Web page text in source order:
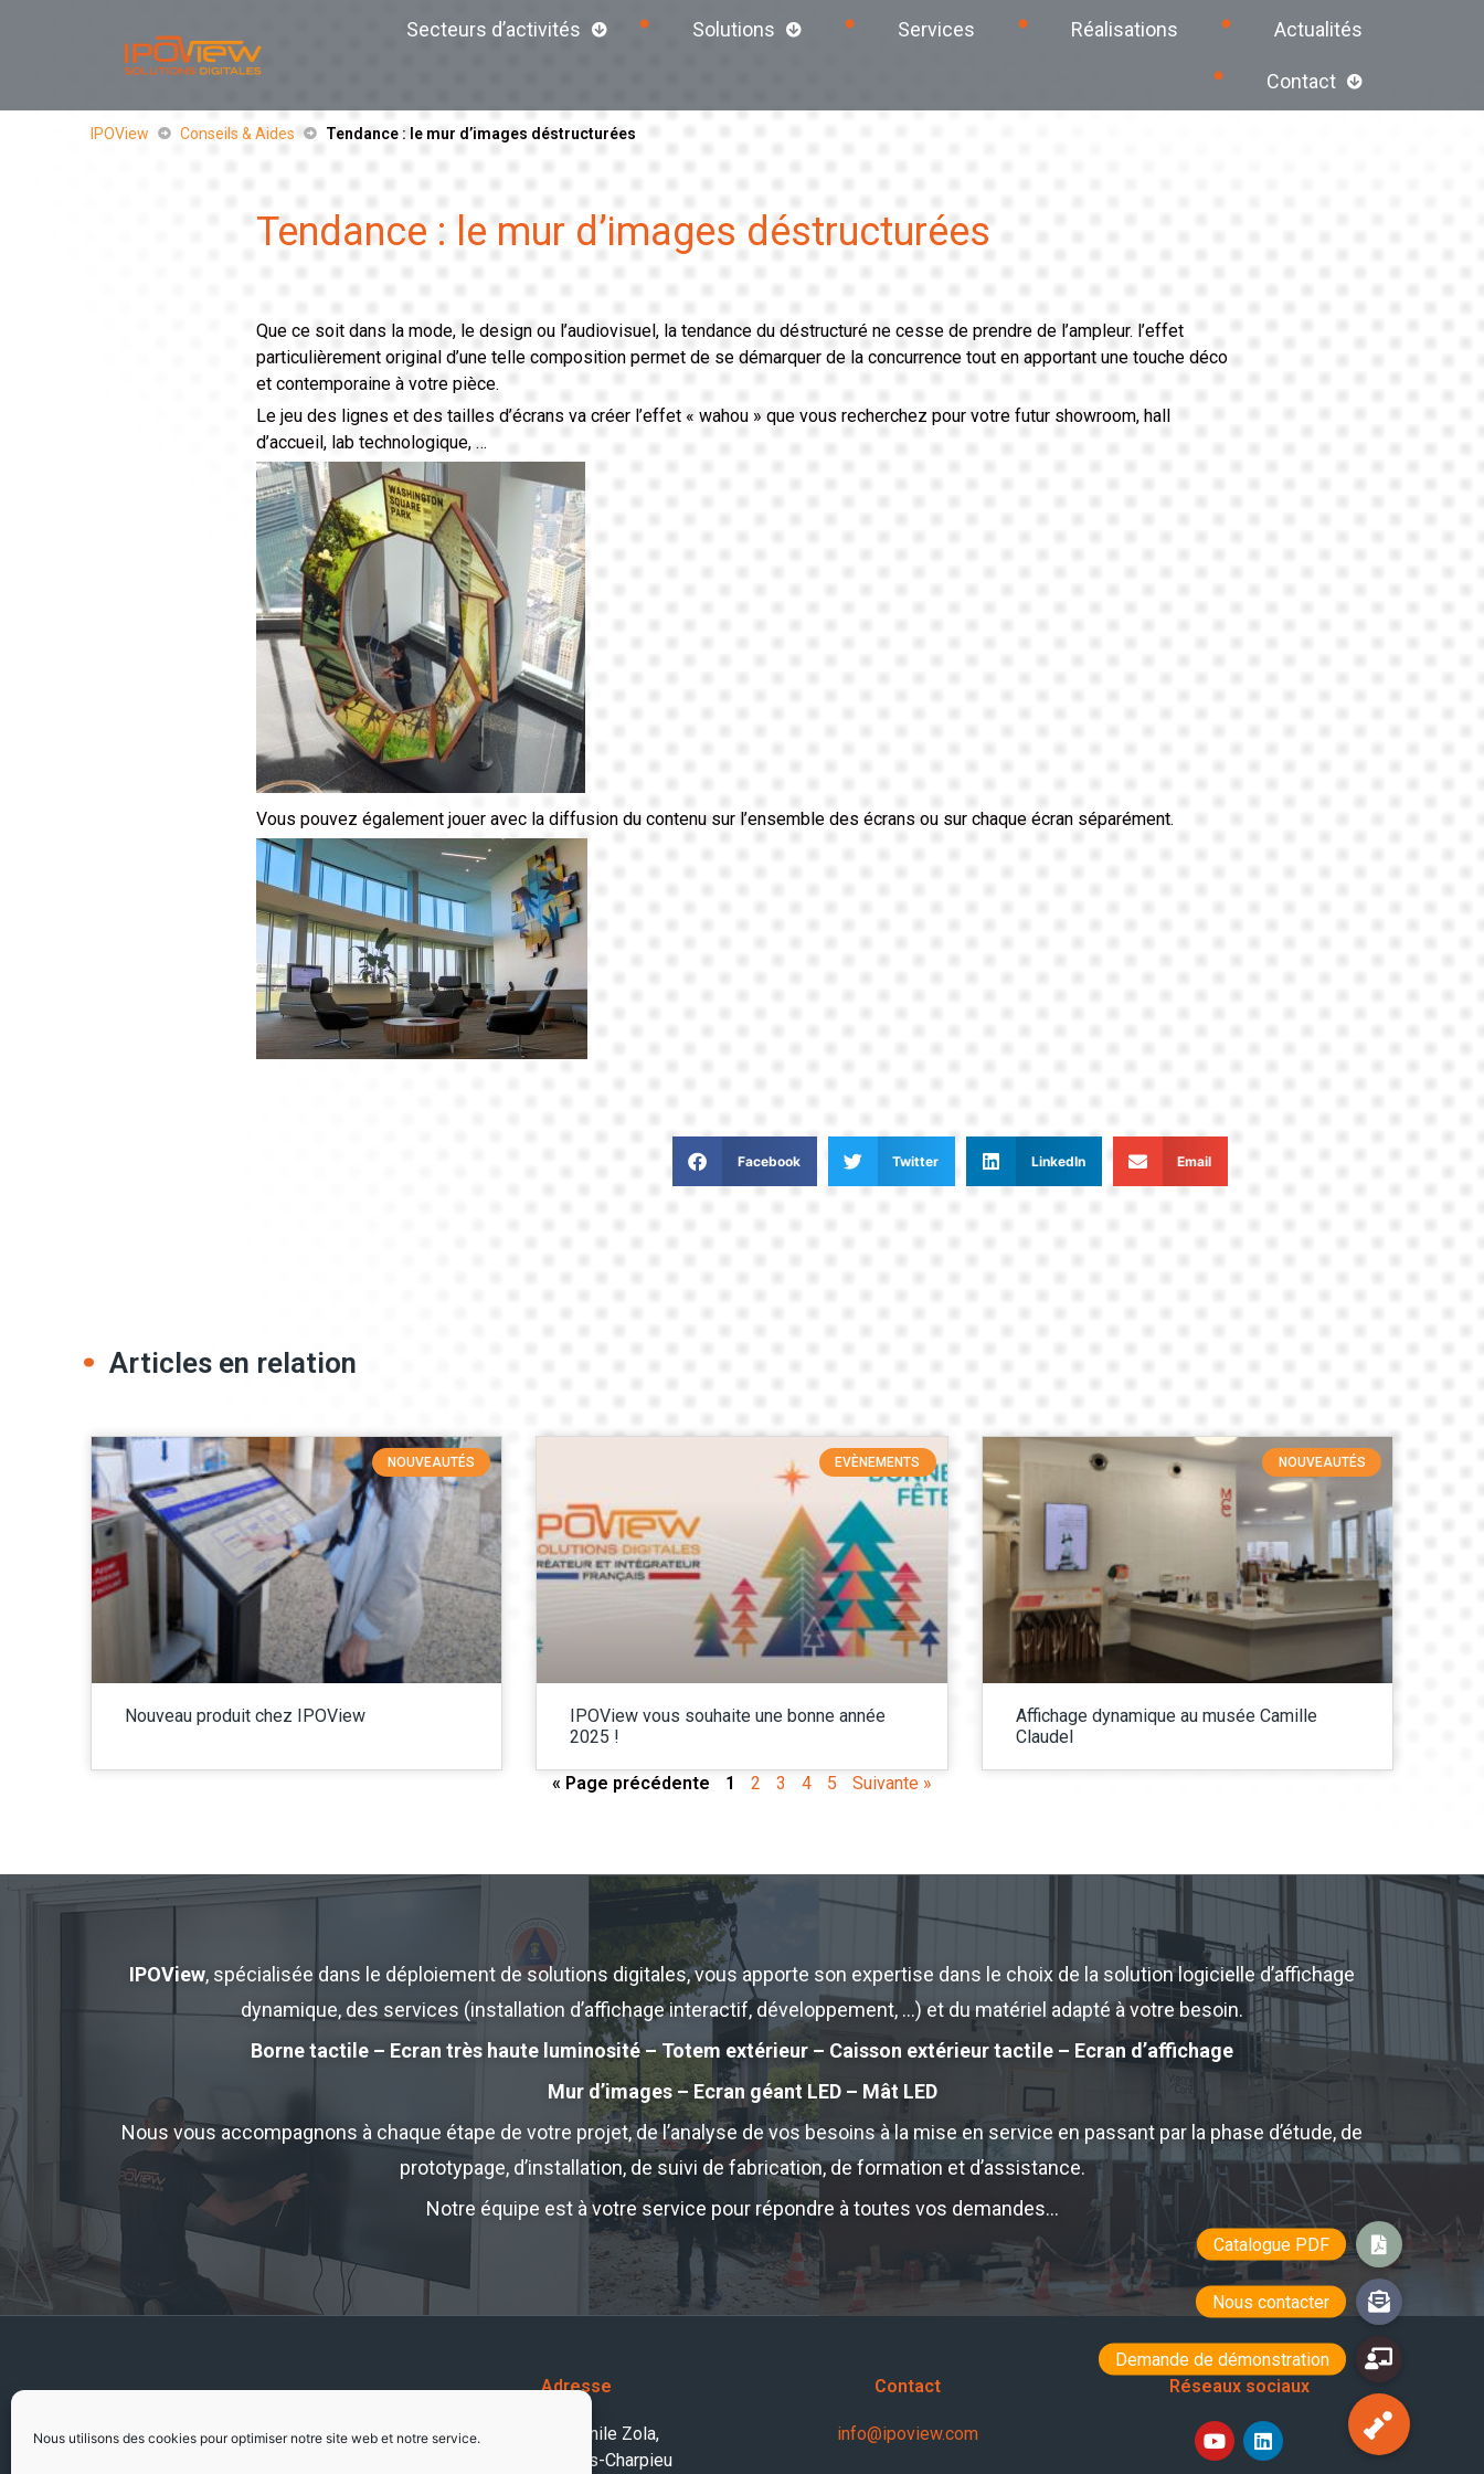
Nous utilisons des cookies pour optimiser notre site web et notre service.
Secteurs d’activités Solutions Services Réalisations Actualités
Contact
IPOView Conseils & Aides Tendance : le mur d’images déstructurées
Tendance : le mur d’images déstructurées
Que ce soit dans la mode, le design ou l’audiovisuel, la tendance du déstructuré ne cesse de prendre de l’ampleur. l’effet
particulièrement original d’une telle composition permet de se démarquer de la concurrence tout en apportant une touche déco
et contemporaine à votre pièce.
Le jeu des lignes et des tailles d’écrans va créer l’effet « wahou » que vous recherchez pour votre futur showroom, hall
d’accueil, lab technologique, …
Vous pouvez également jouer avec la diffusion du contenu sur l’ensemble des écrans ou sur chaque écran séparément.
Facebook Twitter LinkedIn Email
Articles en relation
NOUVEAUTÉS
Nouveau produit chez IPOView
EVÈNEMENTS
IPOView vous souhaite une bonne année
2025 !
NOUVEAUTÉS
Affichage dynamique au musée Camille
Claudel
« Page précédente 1 2 3 4 5 Suivante »
IPOView, spécialisée dans le déploiement de solutions digitales, vous apporte son expertise dans le choix de la solution logicielle d’affichage
dynamique, des services (installation d’affichage interactif, développement, …) et du matériel adapté à votre besoin.
Borne tactile – Ecran très haute luminosité – Totem extérieur – Caisson extérieur tactile – Ecran d’affichage
Mur d’images – Ecran géant LED – Mât LED
Nous vous accompagnons à chaque étape de votre projet, de l’analyse de vos besoins à la mise en service en passant par la phase d’étude, de
prototypage, d’installation, de suivi de fabrication, de formation et d’assistance.
Notre équipe est à votre service pour répondre à toutes vos demandes…
Adresse
15/17 rue Emile Zola,
69150 Décines-Charpieu
Contact
info@ipoview.com
Réseaux sociaux